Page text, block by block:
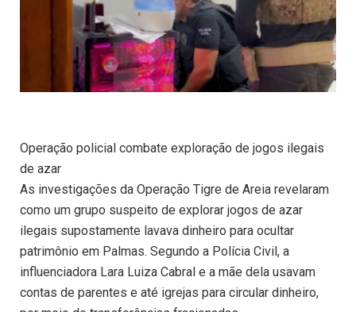
Operação policial combate exploração de jogos ilegais
de azar
As investigações da Operação Tigre de Areia revelaram
como um grupo suspeito de explorar jogos de azar
ilegais supostamente lavava dinheiro para ocultar
patrimônio em Palmas. Segundo a Polícia Civil, a
influenciadora Lara Luiza Cabral e a mãe dela usavam
contas de parentes e até igrejas para circular dinheiro,